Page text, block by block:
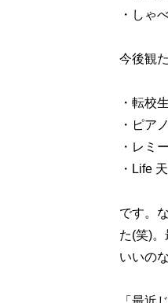
・しゃ
今後観
・転校
・ピア
・レミ
・Life
です。
た(笑)
いいの